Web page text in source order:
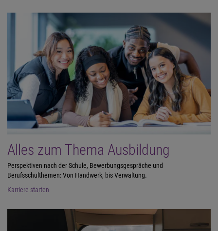
Alles zum Thema Ausbildung
Perspektiven nach der Schule, Bewerbungsgespräche und
Berufsschulthemen: Von Handwerk, bis Verwaltung.
Karriere starten